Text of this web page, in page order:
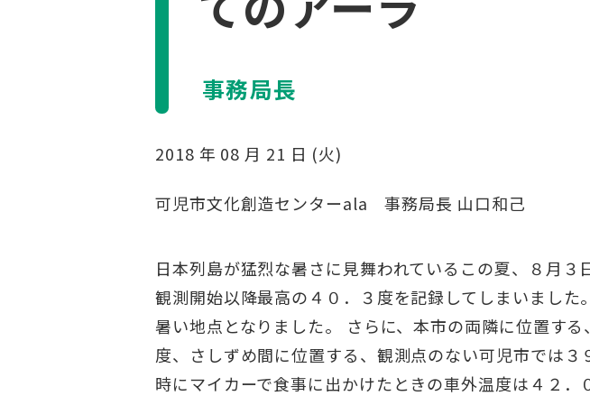
事務局長
2018 年 08 月 21 日 (火)
可児市文化創造センターala 事務局長 山口和己
日本列島が猛烈な暑さに見舞われているこの夏、８月
観測開始以降最高の４０．３度を記録してしまいまし
暑い地点となりました。 さらに、本市の両隣に位置す
度、さしずめ間に位置する、観測点のない可児市では
時にマイカーで食事に出かけたときの車外温度は４２